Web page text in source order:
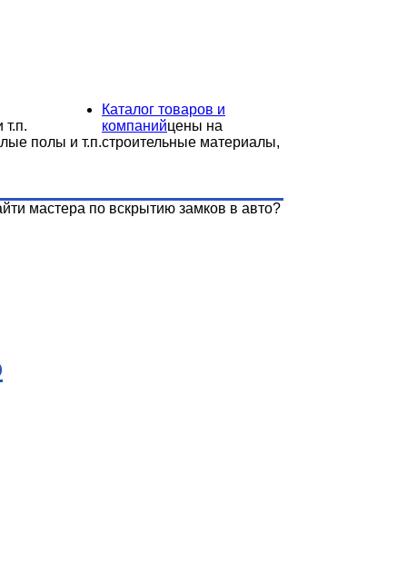
т.п.
полы и т.п.
Каталог товаров и
компанийцены на
строительные материалы,
мастера по вскрытию замков в авто?